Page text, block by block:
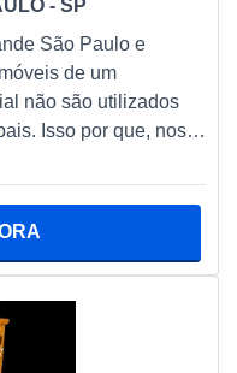
- SP
São Paulo e
não são utilizados
Isso por que, nos
os móveis
DOS
o aparador
charmoso e